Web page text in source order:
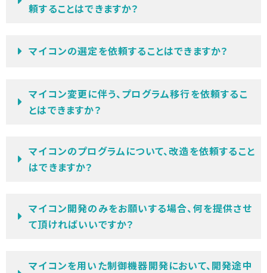
頼することはできますか？
マイコンの選定を依頼することはできますか？
マイコン変更に伴う、プログラム移行を依頼するこ
とはできますか？
マイコンのプログラムについて、改造を依頼すること
はできますか？
マイコン開発のみをお願いする場合、何を提供させ
て頂ければいいですか？
マイコンを用いた制御機器開発において、開発途中